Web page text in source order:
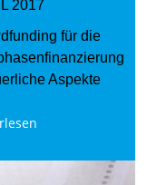
2017
für die
Aspekte